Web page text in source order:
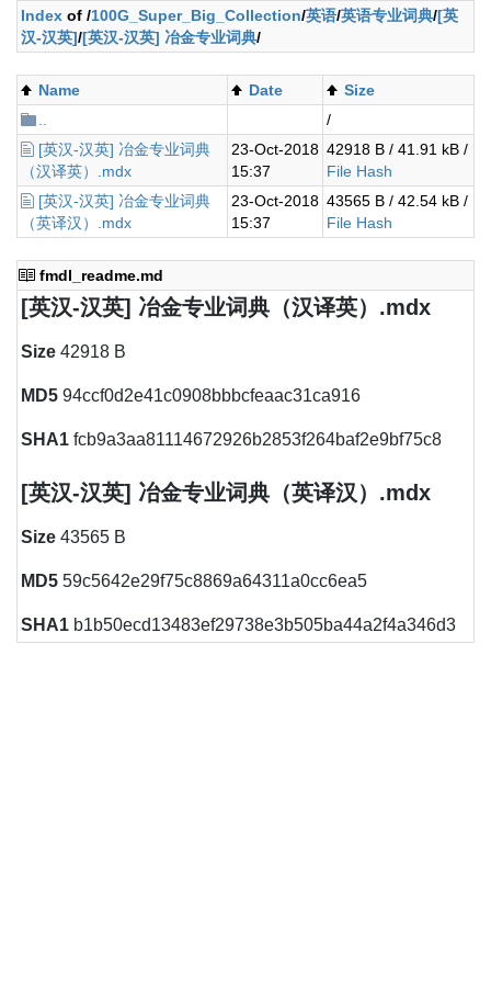
Index of /100G_Super_Big_Collection/英语/英语专业词典/[英
汉-汉英]/[英汉-汉英] 冶金专业词典/
Name Date
Size
/
[英汉-汉英] 冶金专业词典
（汉译英）.mdx
23-Oct-2018
15:37
42918 B / 41.91 kB /
File Hash
[英汉-汉英] 冶金专业词典
（英译汉）.mdx
23-Oct-2018
15:37
43565 B / 42.54 kB /
File Hash
fmdl_readme.md
[英汉-汉英] 冶金专业词典（汉译英）.mdx
Size 42918 B
MD5 94ccf0d2e41c0908bbbcfeaac31ca916
SHA1 fcb9a3aa81114672926b2853f264baf2e9bf75c8
[英汉-汉英] 冶金专业词典（英译汉）.mdx
Size 43565 B
MD5 59c5642e29f75c8869a64311a0cc6ea5
SHA1 b1b50ecd13483ef29738e3b505ba44a2f4a346d3